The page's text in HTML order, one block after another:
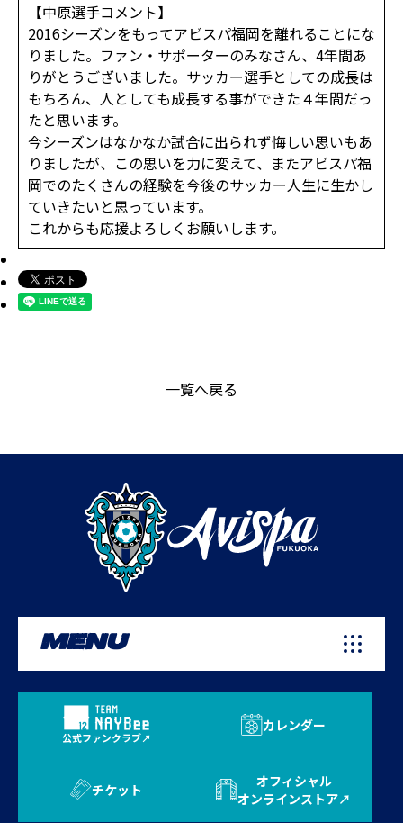
【中原選手コメント】
2016シーズンをもってアビスパ福岡を離れることにな
りました。ファン・サポーターのみなさん、4年間あ
りがとうございました。サッカー選手としての成長は
もちろん、人としても成長する事ができた４年間だっ
たと思います。
今シーズンはなかなか試合に出られず悔しい思いもあ
りましたが、この思いを力に変えて、またアビスパ福
岡でのたくさんの経験を今後のサッカー人生に生かし
ていきたいと思っています。
これからも応援よろしくお願いします。
一覧へ戻る
MENU
公式ファンクラブ
カレンダー
チケット
オフィシャル
オンラインストア